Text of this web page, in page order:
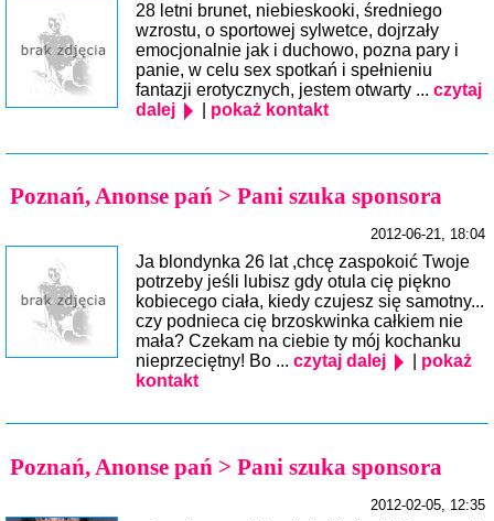
28 letni brunet, niebieskooki, średniego
wzrostu, o sportowej sylwetce, dojrzały
emocjonalnie jak i duchowo, pozna pary i
panie, w celu sex spotkań i spełnieniu
fantazji erotycznych, jestem otwarty ... czytaj
dalej
pokaż kontakt
Poznań, Anonse pań > Pani szuka sponsora
2012-06-21, 18:04
Ja blondynka 26 lat ,chcę zaspokoić Twoje
potrzeby jeśli lubisz gdy otula cię piękno
kobiecego ciała, kiedy czujesz się samotny...
czy podnieca cię brzoskwinka całkiem nie
mała? Czekam na ciebie ty mój kochanku
nieprzeciętny! Bo ... czytaj dalej
pokaż
kontakt
Poznań, Anonse pań > Pani szuka sponsora
2012-02-05, 12:35